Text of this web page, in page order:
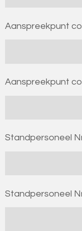
Aanspreekpunt
Aanspreekpunt
Standpersoneel
Standpersoneel